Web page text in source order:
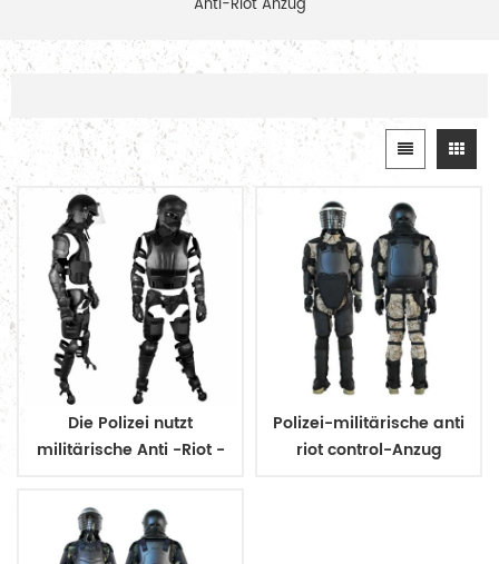
Anti-Riot Anzug
Die Polizei nutzt
militärische Anti -Riot -
Polizei-militärische anti
riot control-Anzug